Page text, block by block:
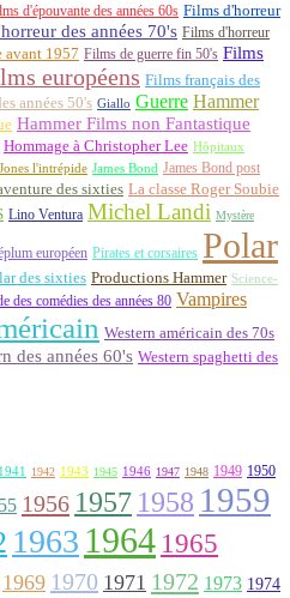
d'épouvante des années 60s Films d'horreur
des années 70's Films d'horreur
avant 1957 Films de guerre fin 50's Films
européens Films français des
années 50's Giallo Guerre Hammer
Hammer Films non Fantastique
Hommage à Christopher Lee Hôpitaux
l'intrépide James Bond James Bond post
des sixties La classe Roger Soubie
Lino Ventura Michel Landi Mystère
européen Pirates et corsaires Polar
des sixties Productions Hammer Science-
des comédies des années 80 Vampires
Western américain des 70s
des années 60's Western spaghetti des
1941 1942 1943 1945 1946 1947 1948 1949 1950
1956 1957 1958 1959
1963 1964 1965
1969 1970 1971 1972 1973 1974